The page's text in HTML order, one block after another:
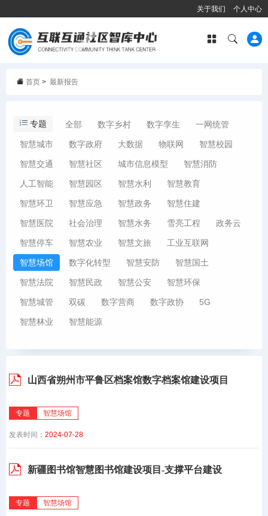
关于我们 个人中心
首页 > 最新报告
专题 全部 数字乡村 数字孪生 一网统管
智慧城市 数字政府 大数据 物联网 智慧校园
智慧交通 智慧社区 城市信息模型 智慧消防
人工智能 智慧园区 智慧水利 智慧教育
智慧环卫 智慧应急 智慧政务 智慧住建
智慧医院 社会治理 智慧水务 雪亮工程 政务云
智慧停车 智慧农业 智慧文旅 工业互联网
智慧场馆 数字化转型 智慧安防 智慧国土
智慧法院 智慧民政 智慧公安 智慧环保
智慧城管 双碳 数字营商 数字政协 5G
智慧林业 智慧能源
山西省朔州市平鲁区档案馆数字档案馆建设项目
专题 智慧场馆
发表时间： 2024-07-28
新疆图书馆智慧图书馆建设项目-支撑平台建设
专题 智慧场馆